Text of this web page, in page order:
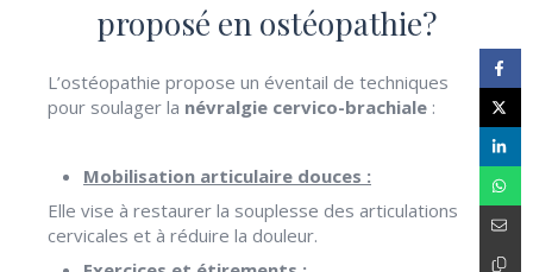
proposé en ostéopathie?
L’ostéopathie propose un éventail de techniques
pour soulager la névralgie cervico-brachiale :
Mobilisation articulaire douces :
Elle vise à restaurer la souplesse des articulations
cervicales et à réduire la douleur.